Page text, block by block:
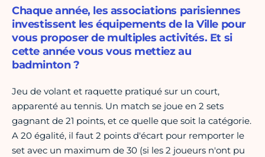
Chaque année, les associations parisiennes
investissent les équipements de la Ville pour
vous proposer de multiples activités. Et si
cette année vous vous mettiez au
badminton ?
Jeu de volant et raquette pratiqué sur un court,
apparenté au tennis. Un match se joue en 2 sets
gagnant de 21 points, et ce quelle que soit la catégorie.
A 20 égalité, il faut 2 points d'écart pour remporter le
set avec un maximum de 30 (si les 2 joueurs n'ont pu